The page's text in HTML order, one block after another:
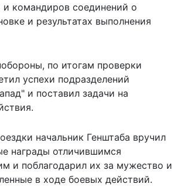
и командиров соединений о
и результатах выполнения
по итогам проверки
успехи подразделений
и поставил задачи на
начальник Генштаба вручил
награды отличившимся
и поблагодарил их за мужество и
в ходе боевых действий.